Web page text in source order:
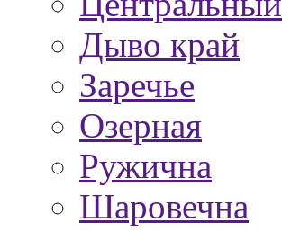
Дыво край
Заречье
Озерная
Ружична
Шаровечна